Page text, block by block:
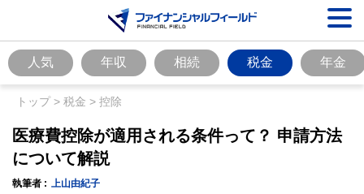
人気 年収 相続 税金 年金
トップ> 税金 > 控除
医療費控除が適用される条件って？ 申請方法
について解説
執筆者 : 上山由紀子